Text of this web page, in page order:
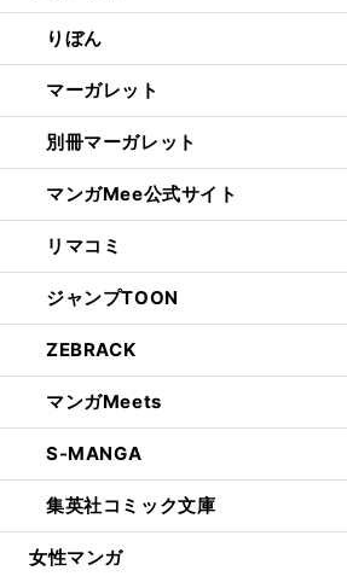
りぼん
マーガレット
別冊マーガレット
マンガMee公式サイト
リマコミ
ジャンプTOON
ZEBRACK
マンガMeets
S-MANGA
集英社コミック文庫
女性マンガ